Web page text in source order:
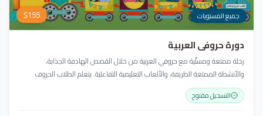
جميع المستويات $155
دورة حروفي العربية
رحلة ممتعة ومسلّية مع حروفي العربية من خلال القصص الهادفة الجذابة،
والأنشطة الممتعة الطريفة، والألعاب التعليمية التفاعلية. يتعلم الطلاب الحروف
وأشكالها، التعرف على نمط الكتابة من اليمين إلى اليسار، قراءة كلمات ثلاثية مع
الفتحة، وإثراء الحصيلة اللغوية.
التسجيل مفتوح